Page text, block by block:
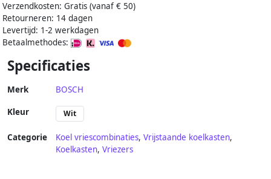
Verzendkosten: Gratis (vanaf € 50)
Retourneren: 14 dagen
Levertijd: 1-2 werkdagen
Betaalmethodes:
Specificaties
Merk BOSCH
Kleur Wit
Categorie Koel vriescombinaties, Vrijstaande koelkasten,
Koelkasten, Vriezers